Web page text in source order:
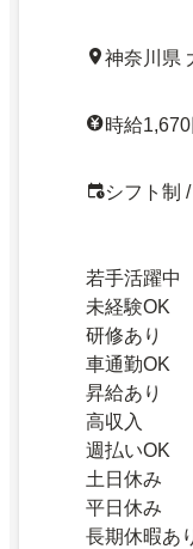
神奈川県
時給
シフト制
若手活躍中
未経験OK
研修あり
車通勤OK
昇給あり
高収入
週払いOK
土日休み
平日休み
長期休暇あ